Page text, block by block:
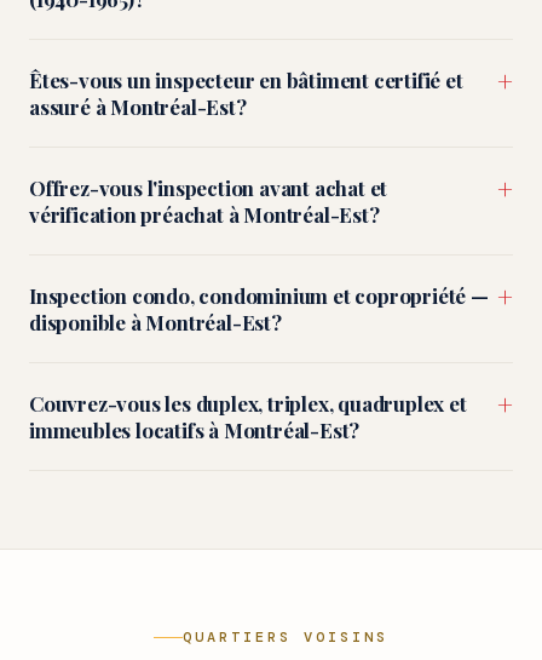
Êtes-vous un inspecteur en bâtiment certifié et
assuré à Montréal-Est?
+
Offrez-vous l'inspection avant achat et
vérification préachat à Montréal-Est?
+
Inspection condo, condominium et copropriété —
disponible à Montréal-Est?
+
Couvrez-vous les duplex, triplex, quadruplex et
immeubles locatifs à Montréal-Est?
+
QUARTIERS VOISINS